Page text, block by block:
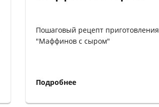
Пошаговый рецепт приготовления
"Маффинов с сыром"
Подробнее